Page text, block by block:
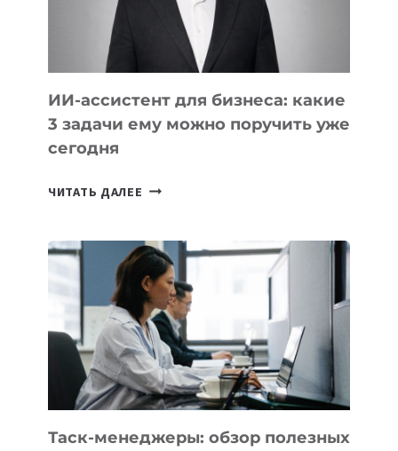
КАВКАЗА
ИИ-ассистент для бизнеса: какие
3 задачи ему можно поручить уже
сегодня
ЧИТАТЬ ДАЛЕЕ ИИ-
БИЗНЕСА:
КАКИЕ
3
ЗАДАЧИ
ЕМУ
МОЖНО
ПОРУЧИТЬ
УЖЕ
СЕГОДНЯ
Таск-менеджеры: обзор полезных